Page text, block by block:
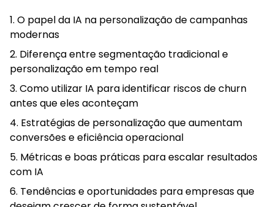
O papel da IA na personalização de campanhas
modernas
Diferença entre segmentação tradicional e
personalização em tempo real
Como utilizar IA para identificar riscos de churn
antes que eles aconteçam
Estratégias de personalização que aumentam
conversões e eficiência operacional
Métricas e boas práticas para escalar resultados
com IA
Tendências e oportunidades para empresas que